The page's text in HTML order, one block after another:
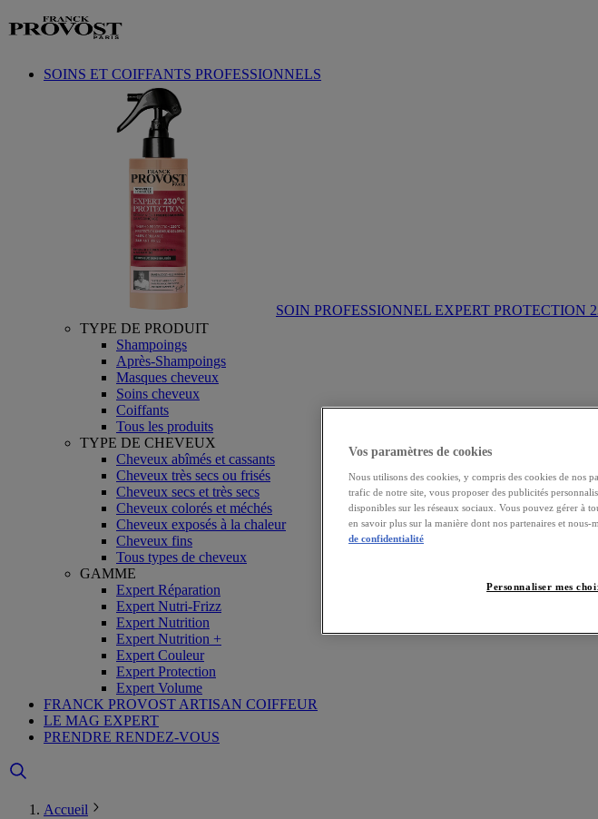
Aller au contenu
SOINS ET COIFFANTS PROFESSIONNELS
SOIN PROFESSIONNEL EXPERT PROTECTION
TYPE DE PRODUIT
Shampoings
Après-Shampoings
Masques cheveux
Soins cheveux
Coiffants
Tous les produits
TYPE DE CHEVEUX
Cheveux abîmés et cassants
Cheveux très secs ou frisés
Cheveux secs et très secs
Cheveux colorés et méchés
Cheveux exposés à la chaleur
Cheveux fins
Tous types de cheveux
GAMME
Expert Réparation
Expert Nutri-Frizz
Expert Nutrition
Expert Nutrition +
Expert Couleur
Expert Protection
Expert Volume
FRANCK PROVOST ARTISAN COIFFEUR
LE MAG EXPERT
PRENDRE RENDEZ-VOUS
Accueil
Vos paramètres de cookies
Nous utilisons des cookies, y compris des cookies de nos
trafic de notre site, vous proposer des publicités
disponibles sur les réseaux sociaux. Vous pouvez gérer à
en savoir plus sur la manière dont nos partenaires et nous-
de confidentialité
Personnaliser mes